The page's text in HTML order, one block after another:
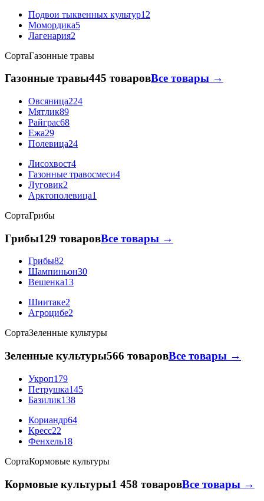
Подвои тыквенных культур12
Момордика5
Лагенария2
СортаГазонные травы
Газонные травы445 товаровВсе товары →
Овсяница224
Мятлик89
Райграс68
Ежа29
Полевица24
Лисохвост4
Газонные травосмеси4
Луговик2
Арктополевица1
СортаГрибы
Грибы129 товаровВсе товары →
Грибы82
Шампиньон30
Вешенка13
Шиитаке2
Агроцибе2
СортаЗеленные культуры
Зеленные культуры566 товаровВсе товары →
Укроп179
Петрушка145
Базилик138
Кориандр64
Кресс22
Фенхель18
СортаКормовые культуры
Кормовые культуры1 458 товаровВсе товары →